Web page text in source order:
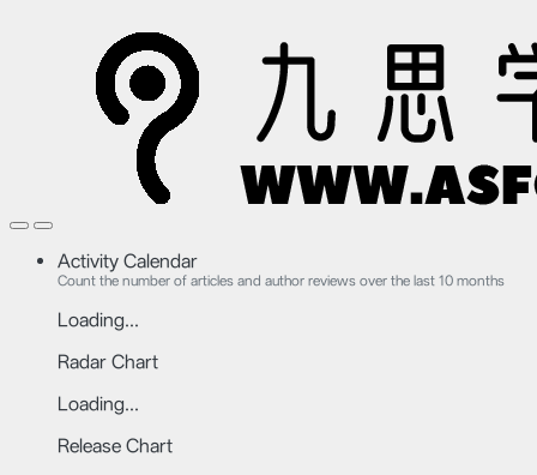
Activity Calendar
Count the number of articles and author reviews over the last 10 months
Loading...
Radar Chart
Loading...
Release Chart